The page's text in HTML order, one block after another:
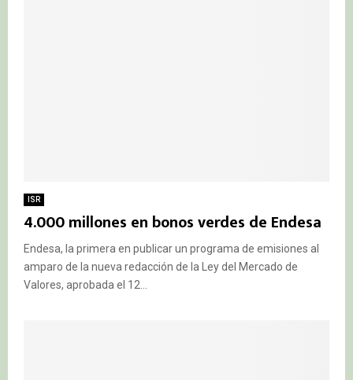
ISR
4.000 millones en bonos verdes de Endesa
Endesa, la primera en publicar un programa de emisiones al
amparo de la nueva redacción de la Ley del Mercado de
Valores, aprobada el 12...